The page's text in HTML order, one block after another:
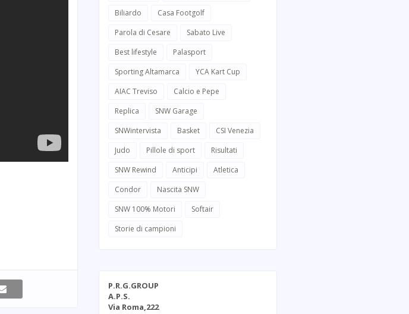
Biliardo
Casa Footgolf
Parola di Cesare
Sabato Live
Best lifestyle
Palasport
Sporting Altamarca
YCA Kart Cup
AIAC Treviso
Calcio e Pepe
Replica
SNW Garage
SNWintervista
Basket
CSI Venezia
Judo
Pillole di sport
Risultati
SNW Rewind
Anticipi
Atletica
Condor
Nascita SNW
SNW 100% Motori
Softair
Storie di campioni
P.R.G.GROUP
A.P.S.
Via Roma,222